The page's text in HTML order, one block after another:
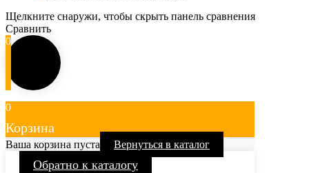
Щелкните снаружи, чтобы скрыть панель сравнения
Сравнить
0
0
Корзина
Ваша корзина пуста Вернуться в каталог
Обратно к каталогу